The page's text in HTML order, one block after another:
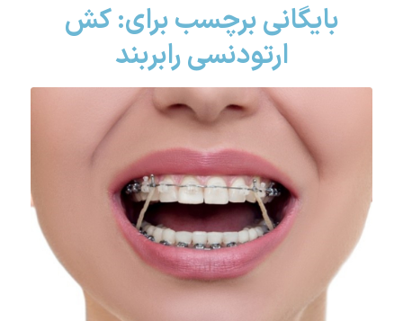
بایگانی برچسب برای:کش
ارتودنسی رابربند